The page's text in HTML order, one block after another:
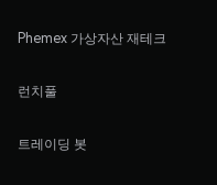
Phemex 가상자산 재테크
런치풀
트레이딩 봇